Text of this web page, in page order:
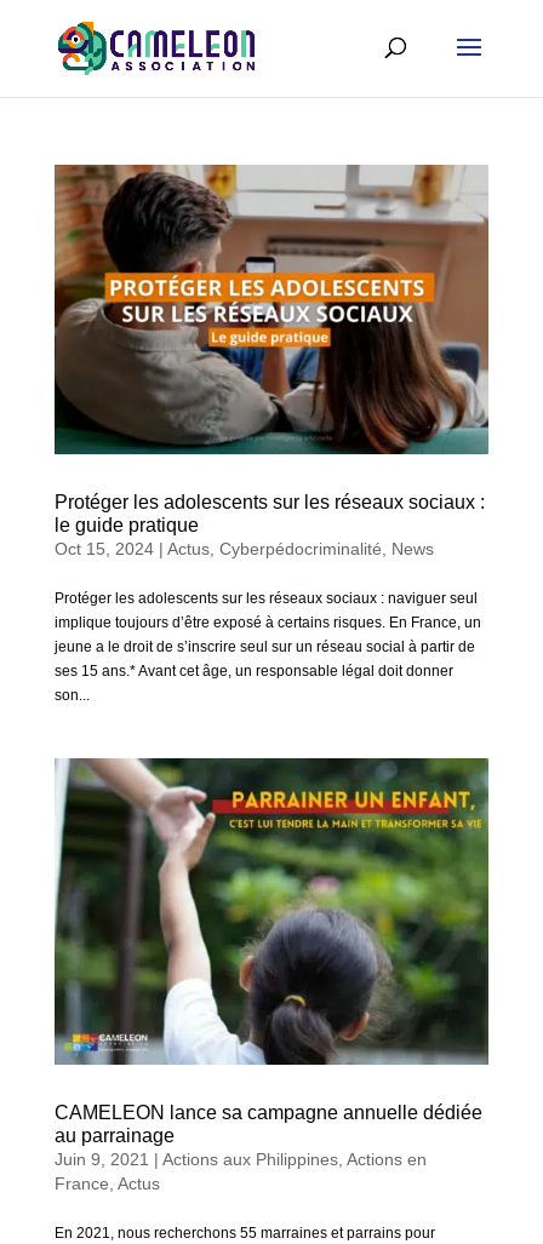
Protéger les adolescents sur les réseaux sociaux :
le guide pratique
Oct 15, 2024| Actus, Cyberpédocriminalité News
Protéger les adolescents sur les réseaux sociaux : naviguer seul
implique toujours d’être exposé à certains risques. En France, un
jeune a le droit de s’inscrire seul sur un réseau social à partir de
ses 15 ans.* Avant cet âge, un responsable légal doit donner
son...
CAMELEON lance sa campagne annuelle dédiée
au parrainage
Juin 9, 2021 | Actions aux Philippines, Actions en
France Actus
En 2021, nous recherchons 55 marraines et parrains pour